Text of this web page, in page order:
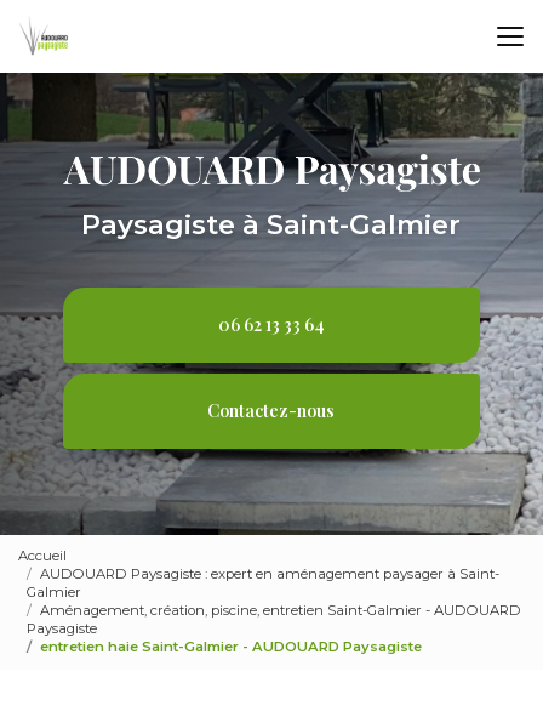
contenu
principal
Paysagiste à Saint-Galmier
06 62 13 33 64
Contactez-nous
Accueil
AUDOUARD Paysagiste : expert en aménagement paysager à Saint-
Galmier
Aménagement, création, piscine, entretien Saint-Galmier - AUDOUARD
Paysagiste
entretien haie Saint-Galmier - AUDOUARD Paysagiste